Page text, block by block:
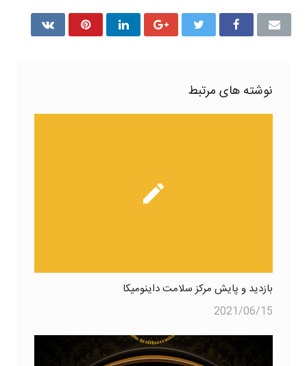
نوشته های مرتبط
بازدید و پایش مرکز سلامت داینومیکا
2021/06/15